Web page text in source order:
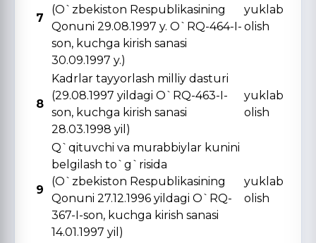
7
(O`zbekiston Respublikasining
Qonuni 29.08.1997 y. O`RQ-464-I-
son, kuchga kirish sanasi
30.09.1997 y.)
yuklab
olish
8
Kadrlar tayyorlash milliy dasturi
(29.08.1997 yildagi O`RQ-463-I-
son, kuchga kirish sanasi
28.03.1998 yil)
yuklab
olish
9
Q`qituvchi va murabbiylar kunini
belgilash to`g`risida
(O`zbekiston Respublikasining
Qonuni 27.12.1996 yildagi O`RQ-
367-I-son, kuchga kirish sanasi
14.01.1997 yil)
yuklab
olish